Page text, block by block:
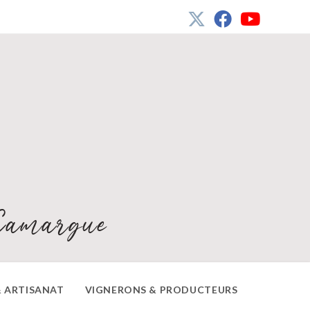
ARTISANAT VIGNERONS & PRODUCTEURS